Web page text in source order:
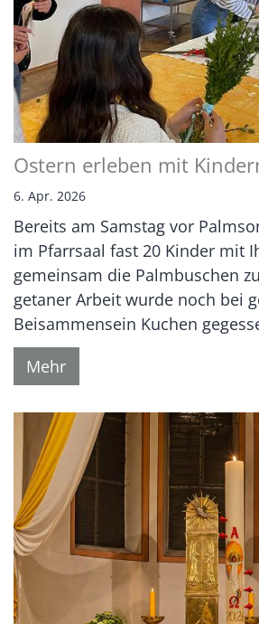
Ostern erleben mit
6. Apr. 2026
Bereits am Samstag vor
im Pfarrsaal fast 20 Kinder mit
gemeinsam die Palmbuschen
getaner Arbeit wurde noch bei
Beisammensein Kuchen
Mehr